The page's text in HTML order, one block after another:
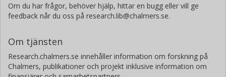
Om du har frågor, behöver hjälp, hittar en bugg eller vill ge
feedback når du oss på research.lib@chalmers.se.
Om tjänsten
Research.chalmers.se innehåller information om forskning på
Chalmers, publikationer och projekt inklusive information om